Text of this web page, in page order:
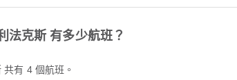
法克斯 有多少航班？
共有 4 個航班。